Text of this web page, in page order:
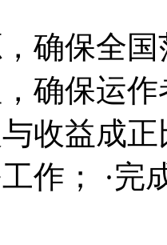
确保全
确保运
收益成
作； ·完